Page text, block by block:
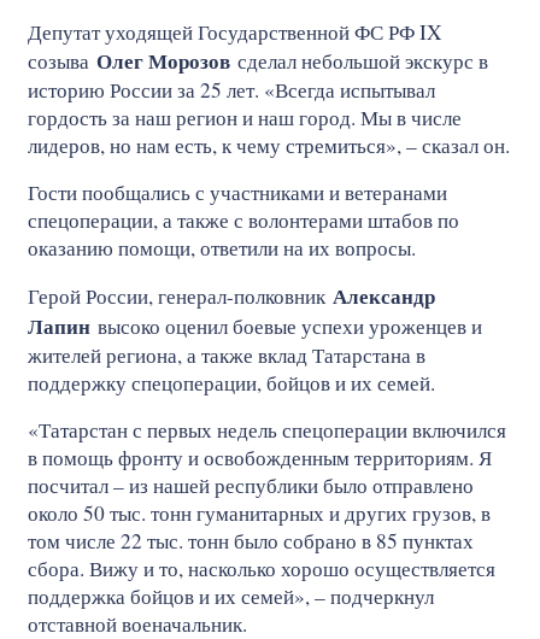
Депутат уходящей Государственной ФС РФ IX
созыва Олег Морозов сделал небольшой экскурс в
историю России за 25 лет. «Всегда испытывал
гордость за наш регион и наш город. Мы в числе
лидеров, но нам есть, к чему стремиться», – сказал он.
Гости пообщались с участниками и ветеранами
спецоперации, а также с волонтерами штабов по
оказанию помощи, ответили на их вопросы.
Герой России, генерал-полковник Александр
Лапин высоко оценил боевые успехи уроженцев и
жителей региона, а также вклад Татарстана в
поддержку спецоперации, бойцов и их семей.
«Татарстан с первых недель спецоперации включился
в помощь фронту и освобожденным территориям. Я
посчитал – из нашей республики было отправлено
около 50 тыс. тонн гуманитарных и других грузов, в
том числе 22 тыс. тонн было собрано в 85 пунктах
сбора. Вижу и то, насколько хорошо осуществляется
поддержка бойцов и их семей», – подчеркнул
отставной военачальник.